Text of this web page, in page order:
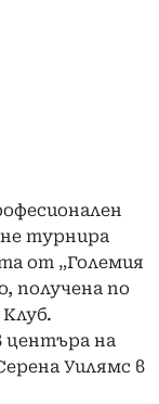
турнира
от „Големия
получена по
центъра на
Уилямс в